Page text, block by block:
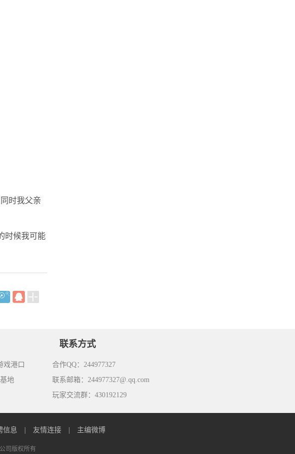
时我父亲
时候我可能
戏港口
地
联系方式
合作QQ：244977327
联系邮箱：244977327@.qq.com
玩家交流群：430192129
信息 友情连接 主编微博
司版权所有